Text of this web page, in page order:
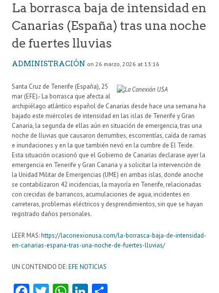
La borrasca baja de intensidad en
Canarias (España) tras una noche
de fuertes lluvias
ADMINISTRACIÓN on 26 marzo, 2026 at 13:16
Santa Cruz de Tenerife (España), 25
mar (EFE).- La borrasca que afecta al
archipiélago atlántico español de Canarias desde hace una semana ha
bajado este miércoles de intensidad en las islas de Tenerife y Gran
Canaria, la segunda de ellas aún en situación de emergencia, tras una
noche de lluvias que causaron derrumbes, escorrentías, caída de ramas
e inundaciones y en la que también nevó en la cumbre de El Teide.
Esta situación ocasionó que el Gobierno de Canarias declarase ayer la
emergencia en Tenerife y Gran Canaria y a solicitar la intervención de
la Unidad Militar de Emergencias (UME) en ambas islas, donde anoche
se contabilizaron 42 incidencias, la mayoría en Tenerife, relacionadas
con crecidas de barrancos, acumulaciones de agua, incidentes en
carreteras, problemas eléctricos y desprendimientos, sin que se hayan
registrado daños personales.
LEER MAS:https://laconexionusa.com/la-borrasca-baja-de-intensidad-
en-canarias-espana-tras-una-noche-de-fuertes-lluvias/
UN CONTENIDO DE:EFE NOTICIAS